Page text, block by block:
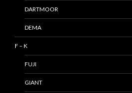
DARTMOOR
DEMA
F – K
FUJI
GIANT